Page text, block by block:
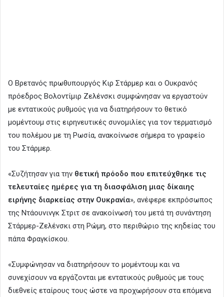
Ο Βρετανός πρωθυπουργός Κιρ Στάρμερ και ο Ουκρανός
πρόεδρος Βολοντίμιρ Ζελένσκι συμφώνησαν να εργαστούν
με εντατικούς ρυθμούς για να διατηρήσουν το θετικό
μομέντουμ στις ειρηνευτικές συνομιλίες για τον τερματισμό
του πολέμου με τη Ρωσία, ανακοίνωσε σήμερα το γραφείο
του Στάρμερ.
«Συζήτησαν για την θετική πρόοδο που επιτεύχθηκε τις
τελευταίες ημέρες για τη διασφάλιση μιας δίκαιης
ειρήνης διαρκείας στην Ουκρανία», ανέφερε εκπρόσωπος
της Ντάουνινγκ Στριτ σε ανακοίνωσή του μετά τη συνάντηση
Στάρμερ-Ζελένσκι στη Ρώμη, στο περιθώριο της κηδείας του
πάπα Φραγκίσκου.
«Συμφώνησαν να διατηρήσουν το μομέντουμ και να
συνεχίσουν να εργάζονται με εντατικούς ρυθμούς με τους
διεθνείς εταίρους τους ώστε να προχωρήσουν στα επόμενα